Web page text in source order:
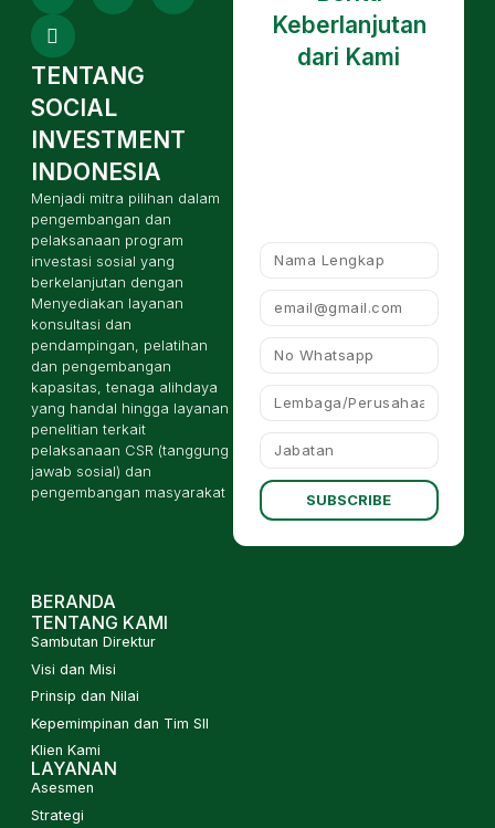
TENTANG
SOCIAL
INVESTMENT
INDONESIA
Menjadi mitra pilihan dalam
pengembangan dan
pelaksanaan program
investasi sosial yang
berkelanjutan dengan
Menyediakan layanan
konsultasi dan
pendampingan, pelatihan
dan pengembangan
kapasitas, tenaga alihdaya
yang handal hingga layanan
penelitian terkait
pelaksanaan CSR (tanggung
jawab sosial) dan
pengembangan masyarakat
Keberlanjutan
dari Kami
SUBSCRIBE
BERANDA
TENTANG KAMI
Sambutan Direktur
Visi dan Misi
Prinsip dan Nilai
Kepemimpinan dan Tim SII
Klien Kami
LAYANAN
Asesmen
Strategi